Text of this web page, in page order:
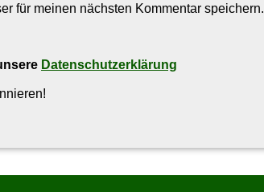
für meinen nächsten Kommentar speichern.
Datenschutzerklärung